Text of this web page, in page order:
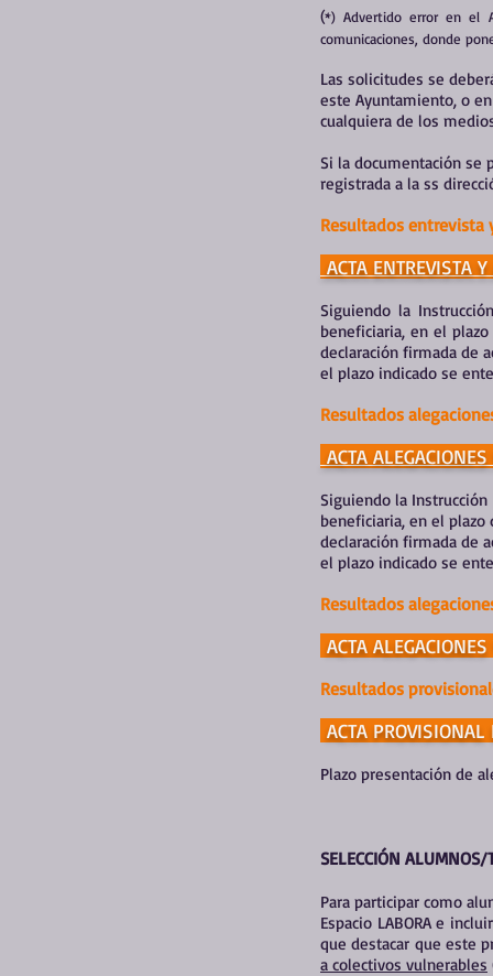
(*) Advertido error en el
comunicaciones, donde
Las solicitudes se
este Ayuntamiento, o
cualquiera de los
Si la documentación
registrada a la ss
Resultados entrevista
ACTA ENTREVISTA
Siguiendo la
beneficiaria, en el
declaración firmada de
el plazo indicado se
Resultados
ACTA
Siguiendo la
beneficiaria, en el
declaración firmada de
el plazo indicado se
Resultados
ACTA
Resultados
ACTA
Plazo presentación de
SELECCIÓN
Para participar como
Espacio LABORA e
que destacar que este
a colectivos vulnerables